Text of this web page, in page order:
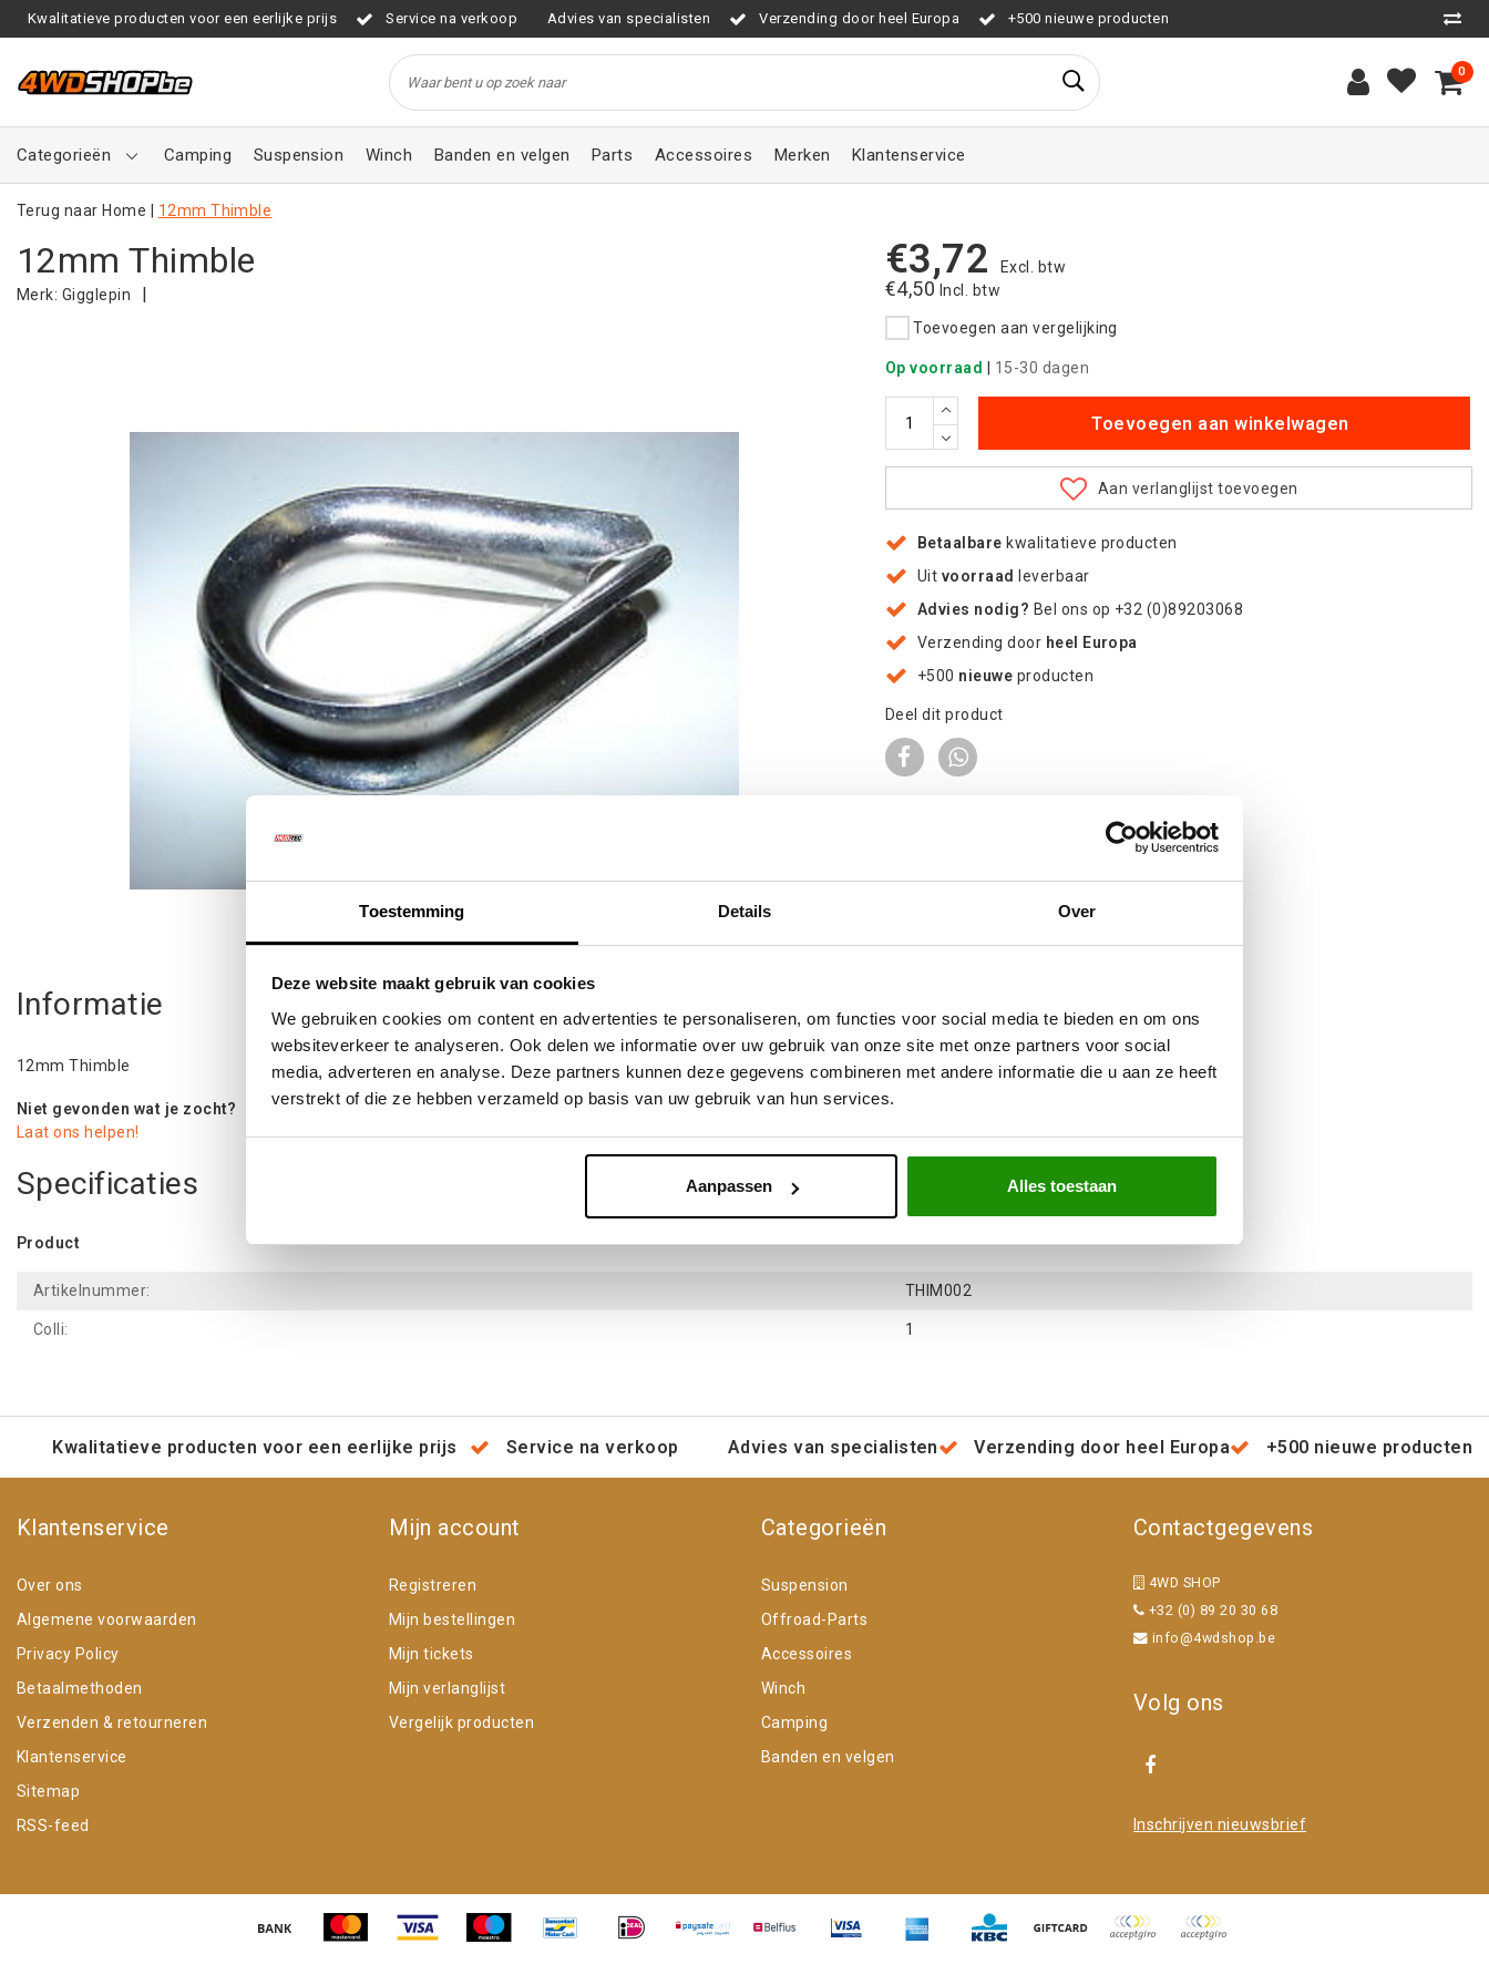
Toestemming Details Over
Deze website maakt gebruik van cookies
We gebruiken cookies om content en advertenties te personaliseren, om functies voor social media te bieden en om ons
websiteverkeer te analyseren. Ook delen we informatie over uw gebruik van onze site met onze partners voor social
media, adverteren en analyse. Deze partners kunnen deze gegevens combineren met andere informatie die u aan ze heeft
verstrekt of die ze hebben verzameld op basis van uw gebruik van hun services.
Aanpassen Alles toestaan
Kwalitatieve producten voor een eerlijke prijs Service na verkoop Advies van specialisten Verzending door heel Europa +500 nieuwe producten
0
Categorieën Camping Suspension Winch Banden en velgen Parts Accessoires Merken Klantenservice
Terug naar Home 12mm Thimble
12mm Thimble
Merk: Gigglepin |
€3,72 Excl. btw
€4,50 Incl. btw
Toevoegen aan vergelijking
Op voorraad 15-30 dagen
Toevoegen aan winkelwagen
Aan verlanglijst toevoegen
Betaalbare kwalitatieve producten
Uit voorraad
leverbaar
Advies nodig? Bel ons op +32 (0)89203068
Verzending door heel Europa
+500 nieuwe producten
Deel dit product
Informatie
12mm Thimble
Niet gevonden wat je zocht?
Laat ons helpen!
Specificaties
Product
Artikelnummer: THIM002
Colli: 1
Kwalitatieve producten voor een eerlijke prijs Service na verkoop Advies van specialisten Verzending door heel Europa +500 nieuwe producten
Klantenservice
Over ons
Algemene voorwaarden
Privacy Policy
Betaalmethoden
Verzenden & retourneren
Klantenservice
Sitemap
RSS-feed
Mijn account
Registreren
Mijn bestellingen
Mijn tickets
Mijn verlanglijst
Vergelijk producten
Categorieën
Suspension
Offroad-Parts
Accessoires
Winch
Camping
Banden en velgen
Contactgegevens
4WD SHOP
+32 (0) 89 20 30 68
info@4wdshop.be
Volg ons
Inschrijven nieuwsbrief